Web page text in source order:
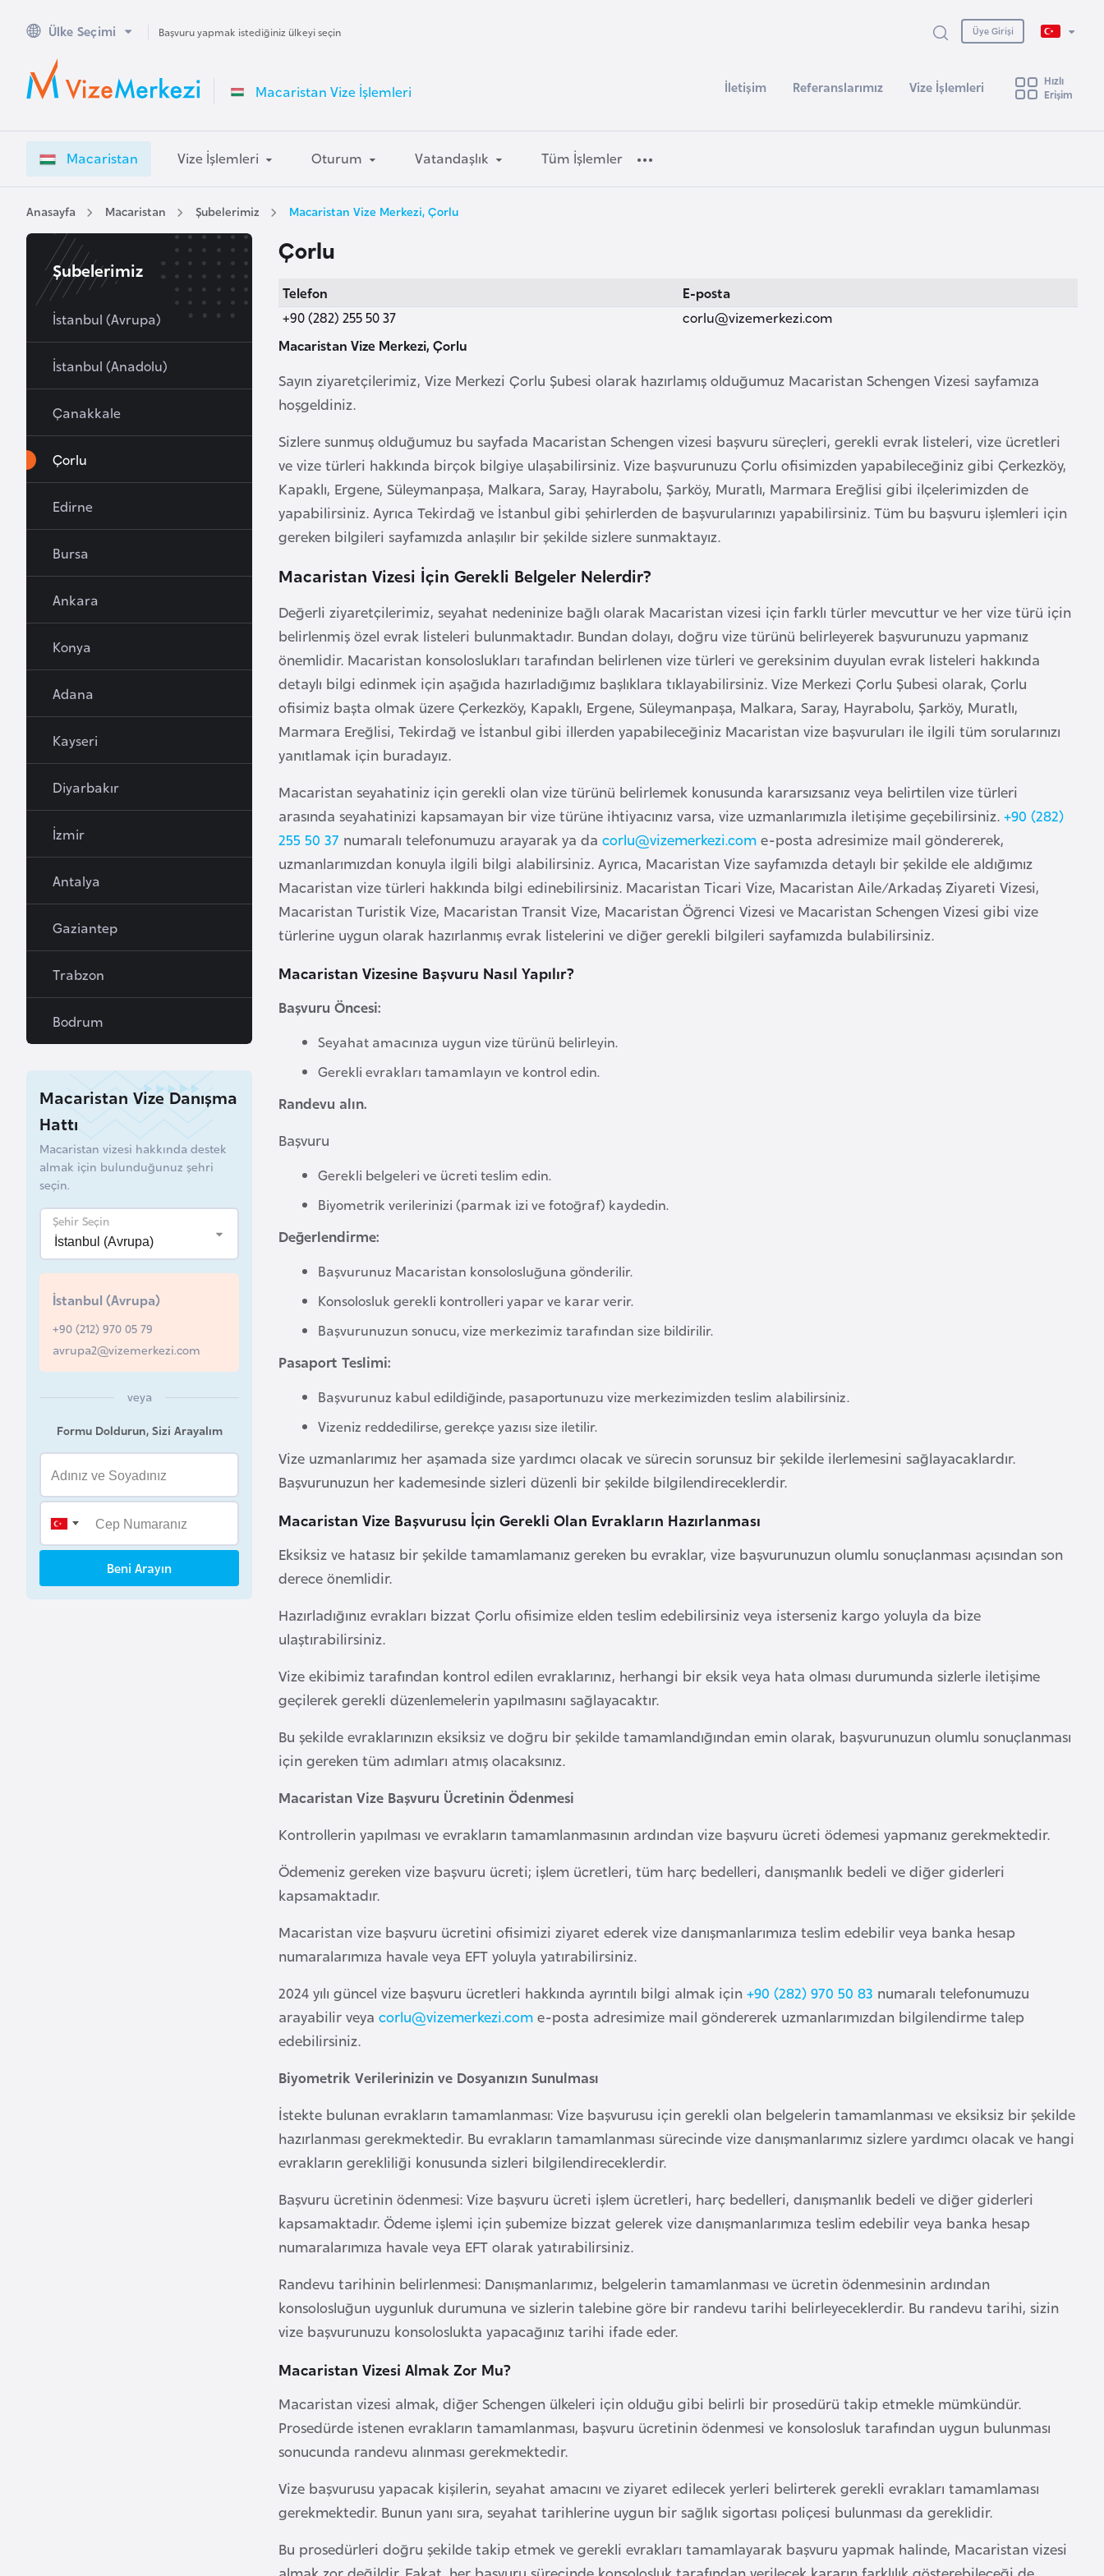
Ülke Seçimi Başvuru yapmak istediğiniz ülkeyi seçin Üye Girişi
Macaristan Vize İşlemleri İletişim Referanslarımız Vize İşlemleri
Hızlı
Erişim
Macaristan Vize İşlemleri Oturum Vatandaşlık Tüm İşlemler
Anasayfa Macaristan Şubelerimiz Macaristan Vize Merkezi, Çorlu
Çorlu
Telefon
+90 (282) 255 50 37
E-posta
corlu@vizemerkezi.com
Macaristan Vize Merkezi, Çorlu
Sayın ziyaretçilerimiz, Vize Merkezi Çorlu Şubesi olarak hazırlamış olduğumuz Macaristan Schengen Vizesi sayfamıza
hoşgeldiniz.
Sizlere sunmuş olduğumuz bu sayfada Macaristan Schengen vizesi başvuru süreçleri, gerekli evrak listeleri, vize ücretleri
ve vize türleri hakkında birçok bilgiye ulaşabilirsiniz. Vize başvurunuzu Çorlu ofisimizden yapabileceğiniz gibi Çerkezköy,
Kapaklı, Ergene, Süleymanpaşa, Malkara, Saray, Hayrabolu, Şarköy, Muratlı, Marmara Ereğlisi gibi ilçelerimizden de
yapabilirsiniz. Ayrıca Tekirdağ ve İstanbul gibi şehirlerden de başvurularınızı yapabilirsiniz. Tüm bu başvuru işlemleri için
gereken bilgileri sayfamızda anlaşılır bir şekilde sizlere sunmaktayız.
Macaristan Vizesi İçin Gerekli Belgeler Nelerdir?
Değerli ziyaretçilerimiz, seyahat nedeninize bağlı olarak Macaristan vizesi için farklı türler mevcuttur ve her vize türü için
belirlenmiş özel evrak listeleri bulunmaktadır. Bundan dolayı, doğru vize türünü belirleyerek başvurunuzu yapmanız
önemlidir. Macaristan konsoloslukları tarafından belirlenen vize türleri ve gereksinim duyulan evrak listeleri hakkında
detaylı bilgi edinmek için aşağıda hazırladığımız başlıklara tıklayabilirsiniz. Vize Merkezi Çorlu Şubesi olarak, Çorlu
ofisimiz başta olmak üzere Çerkezköy, Kapaklı, Ergene, Süleymanpaşa, Malkara, Saray, Hayrabolu, Şarköy, Muratlı,
Marmara Ereğlisi, Tekirdağ ve İstanbul gibi illerden yapabileceğiniz Macaristan vize başvuruları ile ilgili tüm sorularınızı
yanıtlamak için buradayız.
Macaristan seyahatiniz için gerekli olan vize türünü belirlemek konusunda kararsızsanız veya belirtilen vize türleri
arasında seyahatinizi kapsamayan bir vize türüne ihtiyacınız varsa, vize uzmanlarımızla iletişime geçebilirsiniz. +90 (282)
255 50 37 numaralı telefonumuzu arayarak ya da corlu@vizemerkezi.com e-posta adresimize mail göndererek,
uzmanlarımızdan konuyla ilgili bilgi alabilirsiniz. Ayrıca, Macaristan Vize sayfamızda detaylı bir şekilde ele aldığımız
Macaristan vize türleri hakkında bilgi edinebilirsiniz. Macaristan Ticari Vize, Macaristan Aile/Arkadaş Ziyareti Vizesi,
Macaristan Turistik Vize, Macaristan Transit Vize, Macaristan Öğrenci Vizesi ve Macaristan Schengen Vizesi gibi vize
türlerine uygun olarak hazırlanmış evrak listelerini ve diğer gerekli bilgileri sayfamızda bulabilirsiniz.
Macaristan Vizesine Başvuru Nasıl Yapılır?
Başvuru Öncesi:
Seyahat amacınıza uygun vize türünü belirleyin.
Gerekli evrakları tamamlayın ve kontrol edin.
Randevu alın.
Başvuru
Gerekli belgeleri ve ücreti teslim edin.
Biyometrik verilerinizi (parmak izi ve fotoğraf) kaydedin.
Değerlendirme:
Başvurunuz Macaristan konsolosluğuna gönderilir.
Konsolosluk gerekli kontrolleri yapar ve karar verir.
Başvurunuzun sonucu, vize merkezimiz tarafından size bildirilir.
Pasaport Teslimi:
Başvurunuz kabul edildiğinde, pasaportunuzu vize merkezimizden teslim alabilirsiniz.
Vizeniz reddedilirse, gerekçe yazısı size iletilir.
Vize uzmanlarımız her aşamada size yardımcı olacak ve sürecin sorunsuz bir şekilde ilerlemesini sağlayacaklardır.
Başvurunuzun her kademesinde sizleri düzenli bir şekilde bilgilendireceklerdir.
Macaristan Vize Başvurusu İçin Gerekli Olan Evrakların Hazırlanması
Eksiksiz ve hatasız bir şekilde tamamlamanız gereken bu evraklar, vize başvurunuzun olumlu sonuçlanması açısından son
derece önemlidir.
Hazırladığınız evrakları bizzat Çorlu ofisimize elden teslim edebilirsiniz veya isterseniz kargo yoluyla da bize
ulaştırabilirsiniz.
Vize ekibimiz tarafından kontrol edilen evraklarınız, herhangi bir eksik veya hata olması durumunda sizlerle iletişime
geçilerek gerekli düzenlemelerin yapılmasını sağlayacaktır.
Bu şekilde evraklarınızın eksiksiz ve doğru bir şekilde tamamlandığından emin olarak, başvurunuzun olumlu sonuçlanması
için gereken tüm adımları atmış olacaksınız.
Macaristan Vize Başvuru Ücretinin Ödenmesi
Kontrollerin yapılması ve evrakların tamamlanmasının ardından vize başvuru ücreti ödemesi yapmanız gerekmektedir.
Ödemeniz gereken vize başvuru ücreti; işlem ücretleri, tüm harç bedelleri, danışmanlık bedeli ve diğer giderleri
kapsamaktadır.
Macaristan vize başvuru ücretini ofisimizi ziyaret ederek vize danışmanlarımıza teslim edebilir veya banka hesap
numaralarımıza havale veya EFT yoluyla yatırabilirsiniz.
2024 yılı güncel vize başvuru ücretleri hakkında ayrıntılı bilgi almak için +90 (282) 970 50 83 numaralı telefonumuzu
arayabilir veya corlu@vizemerkezi.com e-posta adresimize mail göndererek uzmanlarımızdan bilgilendirme talep
edebilirsiniz.
Biyometrik Verilerinizin ve Dosyanızın Sunulması
İstekte bulunan evrakların tamamlanması: Vize başvurusu için gerekli olan belgelerin tamamlanması ve eksiksiz bir şekilde
hazırlanması gerekmektedir. Bu evrakların tamamlanması sürecinde vize danışmanlarımız sizlere yardımcı olacak ve hangi
evrakların gerekliliği konusunda sizleri bilgilendireceklerdir.
Başvuru ücretinin ödenmesi: Vize başvuru ücreti işlem ücretleri, harç bedelleri, danışmanlık bedeli ve diğer giderleri
kapsamaktadır. Ödeme işlemi için şubemize bizzat gelerek vize danışmanlarımıza teslim edebilir veya banka hesap
numaralarımıza havale veya EFT olarak yatırabilirsiniz.
Randevu tarihinin belirlenmesi: Danışmanlarımız, belgelerin tamamlanması ve ücretin ödenmesinin ardından
konsolosluğun uygunluk durumuna ve sizlerin talebine göre bir randevu tarihi belirleyeceklerdir. Bu randevu tarihi, sizin
vize başvurunuzu konsoloslukta yapacağınız tarihi ifade eder.
Macaristan Vizesi Almak Zor Mu?
Macaristan vizesi almak, diğer Schengen ülkeleri için olduğu gibi belirli bir prosedürü takip etmekle mümkündür.
Prosedürde istenen evrakların tamamlanması, başvuru ücretinin ödenmesi ve konsolosluk tarafından uygun bulunması
sonucunda randevu alınması gerekmektedir.
Vize başvurusu yapacak kişilerin, seyahat amacını ve ziyaret edilecek yerleri belirterek gerekli evrakları tamamlaması
gerekmektedir. Bunun yanı sıra, seyahat tarihlerine uygun bir sağlık sigortası poliçesi bulunması da gereklidir.
Bu prosedürleri doğru şekilde takip etmek ve gerekli evrakları tamamlayarak başvuru yapmak halinde, Macaristan vizesi
Şubelerimiz
İstanbul (Avrupa)
İstanbul (Anadolu)
Çanakkale
Çorlu
Edirne
Bursa
Ankara
Konya
Adana
Kayseri
Diyarbakır
İzmir
Antalya
Gaziantep
Trabzon
Bodrum
Macaristan Vize Danışma
Hattı
Macaristan vizesi hakkında destek
almak için bulunduğunuz şehri
seçin.
Şehir Seçin
İstanbul (Avrupa)
+90 (212) 970 05 79
avrupa2@vizemerkezi.com
veya
Formu Doldurun, Sizi Arayalım
Beni Arayın
A
u
s
a
l
A
u
s
t
y
z
r
b
a
y
c
a
n
B
h
r
y
n
a
n
g
l
a
d
e
l
r
u
s
B
e
l
ç
i
a
B
e
i